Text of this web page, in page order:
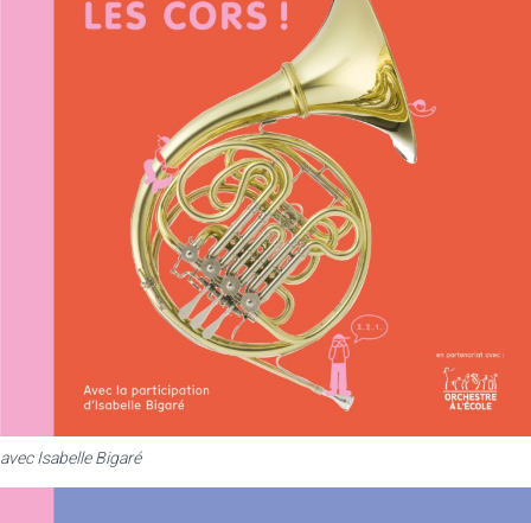
avec Isabelle Bigaré